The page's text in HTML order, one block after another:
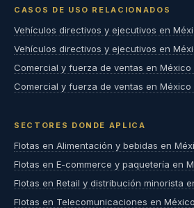
CASOS DE USO RELACIONADOS
Vehículos directivos y ejecutivos en
Vehículos directivos y ejecutivos en
Comercial y fuerza de ventas en México
Comercial y fuerza de ventas en México
SECTORES DONDE APLICA
Flotas en Alimentación y bebidas en
Flotas en E-commerce y paquetería en
Flotas en Retail y distribución minorista
Flotas en Telecomunicaciones en